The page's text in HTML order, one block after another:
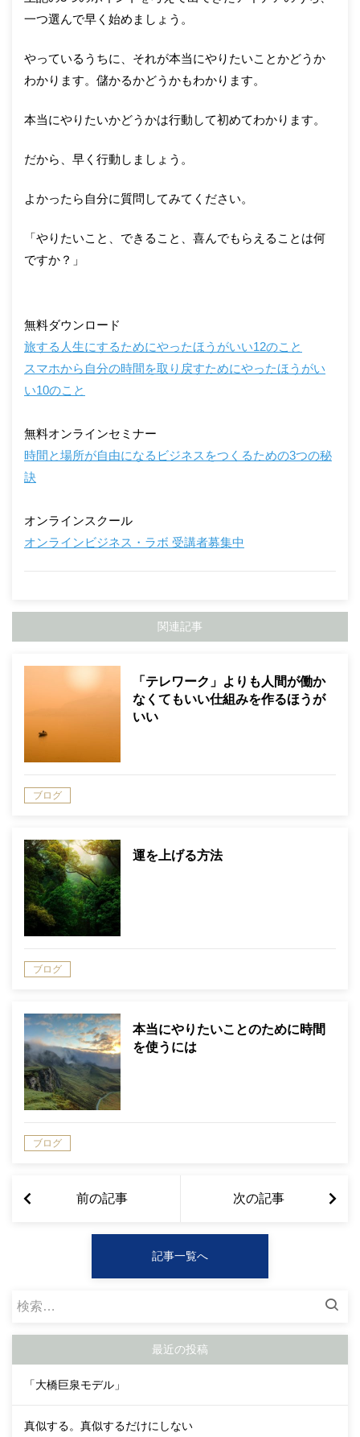
一つ選んで早く始めましょう。
やっているうちに、それが本当にやりたいことかどうか
わかります。儲かるかどうかもわかります。
本当にやりたいかどうかは行動して初めてわかります。
だから、早く行動しましょう。
よかったら自分に質問してみてください。
「やりたいこと、できること、喜んでもらえることは何
ですか？」
無料ダウンロード
旅する人生にするためにやったほうがいい12のこと
スマホから自分の時間を取り戻すためにやったほうがい
い10のこと
無料オンラインセミナー
時間と場所が自由になるビジネスをつくるための3つの秘
訣
オンラインスクール
オンラインビジネス・ラボ 受講者募集中
関連記事
「テレワーク」よりも人間が働か
なくてもいい仕組みを作るほうが
いい
ブログ
運を上げる方法
ブログ
本当にやりたいことのために時間
を使うには
ブログ
前の記事 次の記事
記事一覧へ
検
最近の投稿
「大橋巨泉モデル」
真似する。真似するだけにしない